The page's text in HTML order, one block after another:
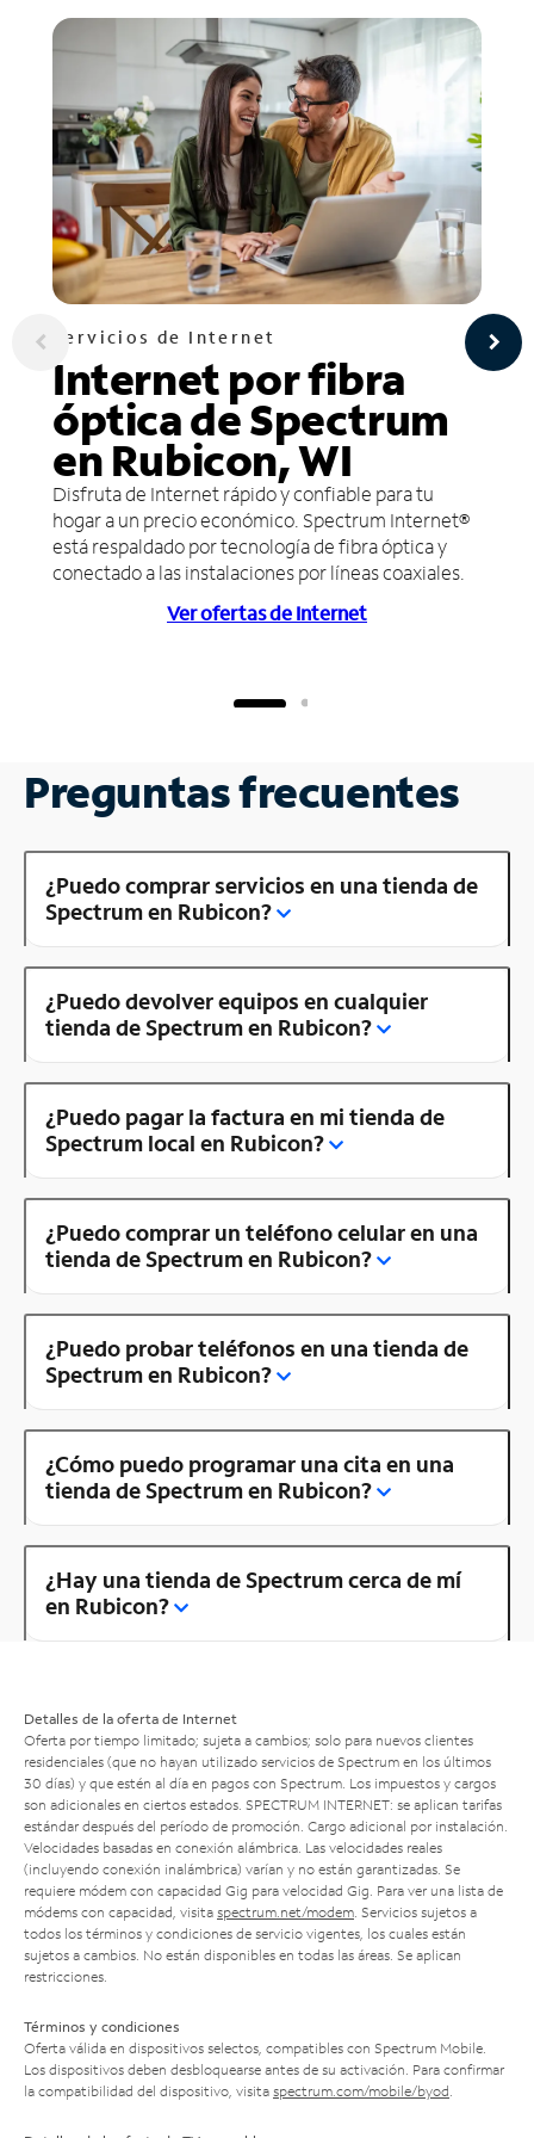
Servicios de Internet
Internet por fibra
óptica de Spectrum
en Rubicon, WI
Disfruta de Internet rápido y confiable para tu
hogar a un precio económico. Spectrum Internet®
está respaldado por tecnología de fibra óptica y
conectado a las instalaciones por líneas coaxiales.
Ver ofertas de Internet
Preguntas frecuentes
¿Puedo comprar servicios en una tienda de
Spectrum en Rubicon?
¿Puedo devolver equipos en cualquier
tienda de Spectrum en Rubicon?
¿Puedo pagar la factura en mi tienda de
Spectrum local en Rubicon?
¿Puedo comprar un teléfono celular en una
tienda de Spectrum en Rubicon?
¿Puedo probar teléfonos en una tienda de
Spectrum en Rubicon?
¿Cómo puedo programar una cita en una
tienda de Spectrum en Rubicon?
¿Hay una tienda de Spectrum cerca de mí
en Rubicon?
Detalles de la oferta de Internet
Oferta por tiempo limitado; sujeta a cambios; solo para nuevos clientes
residenciales (que no hayan utilizado servicios de Spectrum en los últimos
30 días) y que estén al día en pagos con Spectrum. Los impuestos y cargos
son adicionales en ciertos estados. SPECTRUM INTERNET: se aplican tarifas
estándar después del período de promoción. Cargo adicional por instalación.
Velocidades basadas en conexión alámbrica. Las velocidades reales
(incluyendo conexión inalámbrica) varían y no están garantizadas. Se
requiere módem con capacidad Gig para velocidad Gig. Para ver una lista de
módems con capacidad, visita spectrum.net/modem . Servicios sujetos a
todos los términos y condiciones de servicio vigentes, los cuales están
sujetos a cambios. No están disponibles en todas las áreas. Se aplican
restricciones.
Términos y condiciones
Oferta válida en dispositivos selectos, compatibles con Spectrum Mobile.
Los dispositivos deben desbloquearse antes de su activación. Para confirmar
la compatibilidad del dispositivo, visita spectrum.com/mobile/byod